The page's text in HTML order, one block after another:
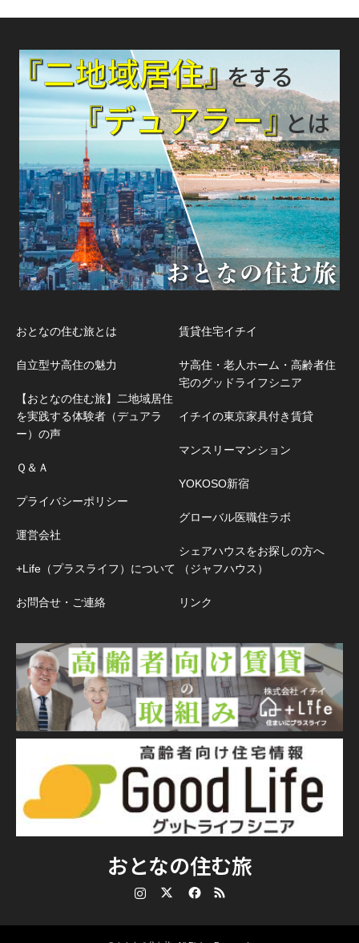
おとなの住む旅とは
自立型サ高住の魅力
【おとなの住む旅】二地域居住
を実践する体験者（デュアラ
ー）の声
Ｑ＆Ａ
プライバシーポリシー
運営会社
+Life（プラスライフ）について
お問合せ・ご連絡
賃貸住宅イチイ
サ高住・老人ホーム・高齢者住
宅のグッドライフシニア
イチイの東京家具付き賃貸
マンスリーマンション
YOKOSO新宿
グローバル医職住ラボ
シェアハウスをお探しの方へ
（ジャフハウス）
リンク
おとなの住む旅
RSS